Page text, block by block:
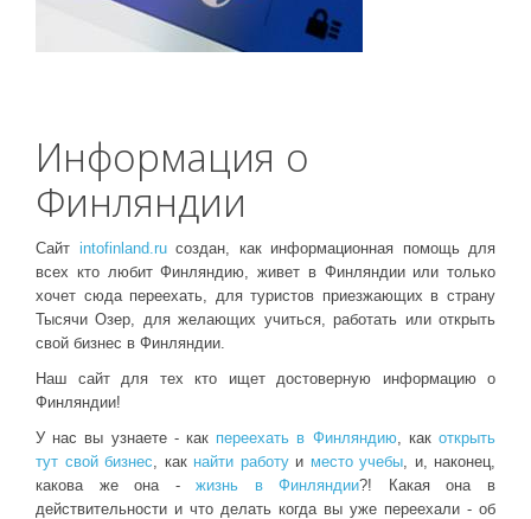
Информация о
Финляндии
Сайт intofinland.ruсоздан, как информационная помощь для
всех кто любит Финляндию, живет в Финляндии или только
хочет сюда переехать, для туристов приезжающих в страну
Тысячи Озер, для желающих учиться, работать или открыть
свой бизнес в Финляндии.
Наш сайт для тех кто ищет достоверную информацию о
Финляндии!
У нас вы узнаете - как переехать в Финляндию, какоткрыть
тут свой бизнес, как найти работуи место учебы, и, наконец,
какова же она -жизнь в Финляндии?! Какая она в
действительности и что делать когда вы уже переехали - об